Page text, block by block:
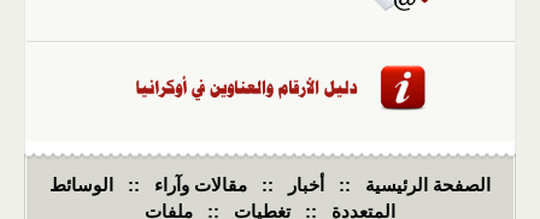
الصفحة الرئيسية :: أخبار :: مقالات وآراء ::
الوسائط
المتعددة
:: تغطيات :: ملفات